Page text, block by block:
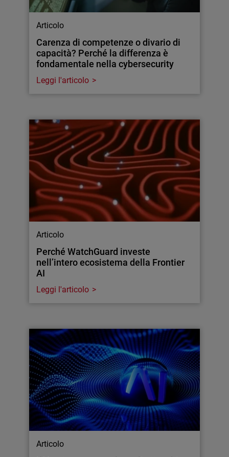
Articolo
Carenza di competenze o divario di
capacità? Perché la differenza è
fondamentale nella cybersecurity
Leggi l'articolo
Articolo
Perché WatchGuard investe
nell’intero ecosistema della Frontier
AI
Leggi l'articolo
Articolo